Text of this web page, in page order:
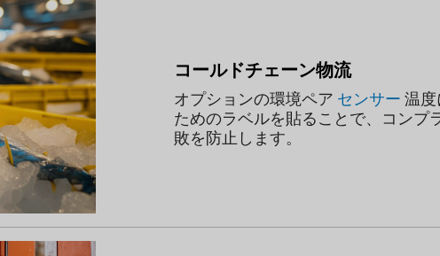
コールドチェーン物流
オプションの環境ペア センサー 温
ためのラベルを貼ることで、コンプ
敗を防止します。